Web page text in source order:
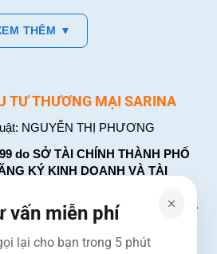
THÊM ▼
TƯ THƯƠNG MẠI SARINA
NGUYỄN THỊ PHƯƠNG
do SỞ TÀI CHÍNH THÀNH PHỐ
KÝ KINH DOANH VÀ TÀI
cấp. Đăng ký lần đầu: ngày 26
Đăng ký thay đổi lần thứ: 4, ngày 31
Đa, Hà Nội
vấn miễn phí
lại cho bạn trong 5 phút